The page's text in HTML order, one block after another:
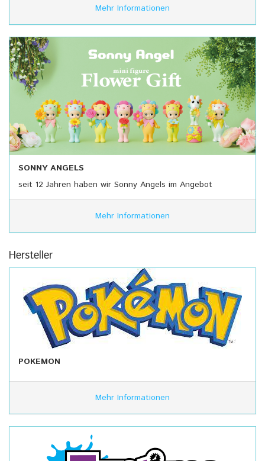
Mehr Informationen
SONNY ANGELS
seit 12 Jahren haben wir Sonny Angels im Angebot
Mehr Informationen
Hersteller
POKEMON
Mehr Informationen